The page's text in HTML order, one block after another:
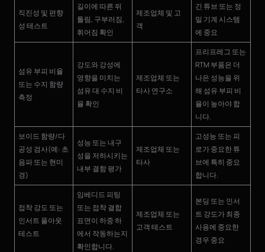
직진성 및 편향
성 테스트
길이에 따른 뒤
틀림, 구부러짐,
휘어짐 확인
제조업체 및 고
객
긴 튜브 또는 정
밀 기계 시스템
에 중요
섬유 부피 비율
또는 수지 함량
측정
강도와 강성에
영향을 미치는
섬유 대 수지 비
율 확인
제조업체 또는
타사 연구소
프리프레그 또는
RTM 부품은 더
나은 성능을 위
해 섬유 부피 비
율이 높아야 합
니다.
보이드 함량/다
공성 검사(예: 초
음파 또는 현미
경)
성능 또는 내구
성을 저하시키는
내부 결함 평가
제조업체 또는
타사
고성능 또는 피
로가 중요한 튜
브에 특히 중요
합니다.
접착 강도 또는
인서트 풀아웃
테스트
임베디드 피팅
또는 접착 결합
표면이 하중 하
에서 작동하는지
확인합니다.
제조업체 또는
고객 테스트
본딩 또는 인서
트 강도가 최종
사용에 중요한
경우 중요